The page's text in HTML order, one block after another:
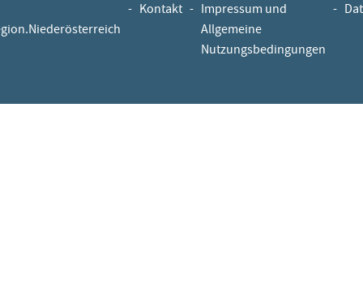
- Kontakt - Impressum und
Allgemeine
Nutzungsbedingungen
-